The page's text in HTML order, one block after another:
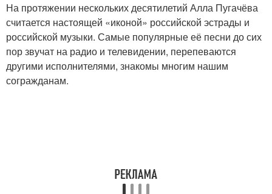
На протяжении нескольких десятилетий Алла Пугачёва
считается настоящей «иконой» российской эстрады и
российской музыки. Самые популярные её песни до сих
пор звучат на радио и телевидении, перепеваются
другими исполнителями, знакомы многим нашим
согражданам.